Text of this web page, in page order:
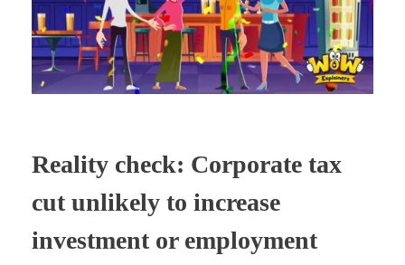
Reality check: Corporate tax
cut unlikely to increase
investment or employment